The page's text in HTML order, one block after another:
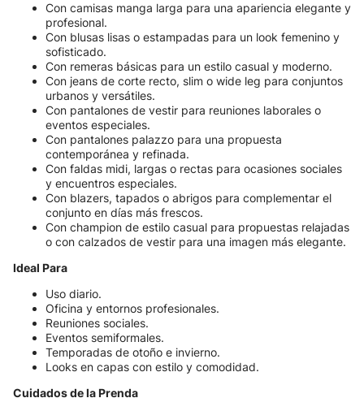
Con camisas manga larga para una apariencia elegante y
profesional.
Con blusas lisas o estampadas para un look femenino y
sofisticado.
Con remeras básicas para un estilo casual y moderno.
Con jeans de corte recto, slim o wide leg para conjuntos
urbanos y versátiles.
Con pantalones de vestir para reuniones laborales o
eventos especiales.
Con pantalones palazzo para una propuesta
contemporánea y refinada.
Con faldas midi, largas o rectas para ocasiones sociales
y encuentros especiales.
Con blazers, tapados o abrigos para complementar el
conjunto en días más frescos.
Con champion de estilo casual para propuestas relajadas
o con calzados de vestir para una imagen más elegante.
Ideal Para
Uso diario.
Oficina y entornos profesionales.
Reuniones sociales.
Eventos semiformales.
Temporadas de otoño e invierno.
Looks en capas con estilo y comodidad.
Cuidados de la Prenda